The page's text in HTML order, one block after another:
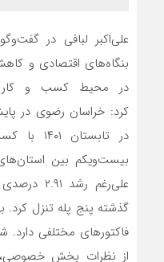
علی‌اکبر لبافی در
بنگاه‌های اقتصادی و
کرد: خراسان رضوی در
بیست‌ویکم بین
علی‌رغم
گذشته پنج پله تنزل
فاکتورهای مختلفی
از نظرات بخش